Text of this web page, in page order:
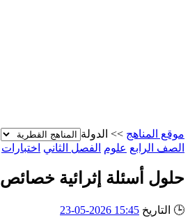
موقع المناهج >> الدولة
الصف الرابع علوم الفصل الثاني اختبارات
حلول أسئلة إثرائية خصائص
🕒 التاريخ 15:45 2026-05-23